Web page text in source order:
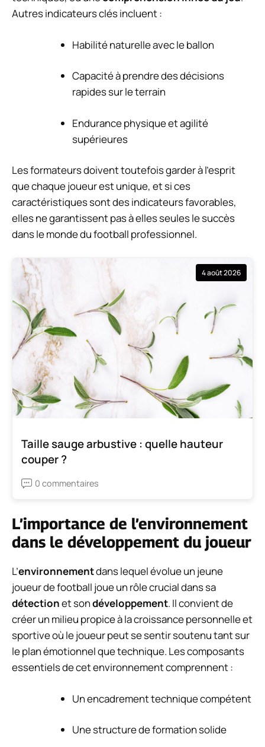
Autres indicateurs clés incluent :
Habilité naturelle avec le ballon
Capacité à prendre des décisions
rapides sur le terrain
Endurance physique et agilité
supérieures
Les formateurs doivent toutefois garder à l’esprit
que chaque joueur est unique, et si ces
caractéristiques sont des indicateurs favorables,
elles ne garantissent pas à elles seules le succès
dans le monde du football professionnel.
4 août 2026
Taille sauge arbustive : quelle hauteur
couper ?
0 commentaires
L’importance de l’environnement
dans le développement du joueur
L’environnementdans lequel évolue un jeune
joueur de football joue un rôle crucial dans sa
détectionet sondéveloppement. Il convient de
créer un milieu propice à la croissance personnelle et
sportive où le joueur peut se sentir soutenu tant sur
le plan émotionnel que technique. Les composants
essentiels de cet environnement comprennent :
Un encadrement technique compétent
Une structure de formation solide